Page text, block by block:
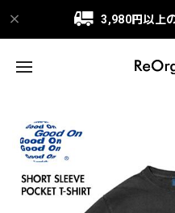
3,980円以上